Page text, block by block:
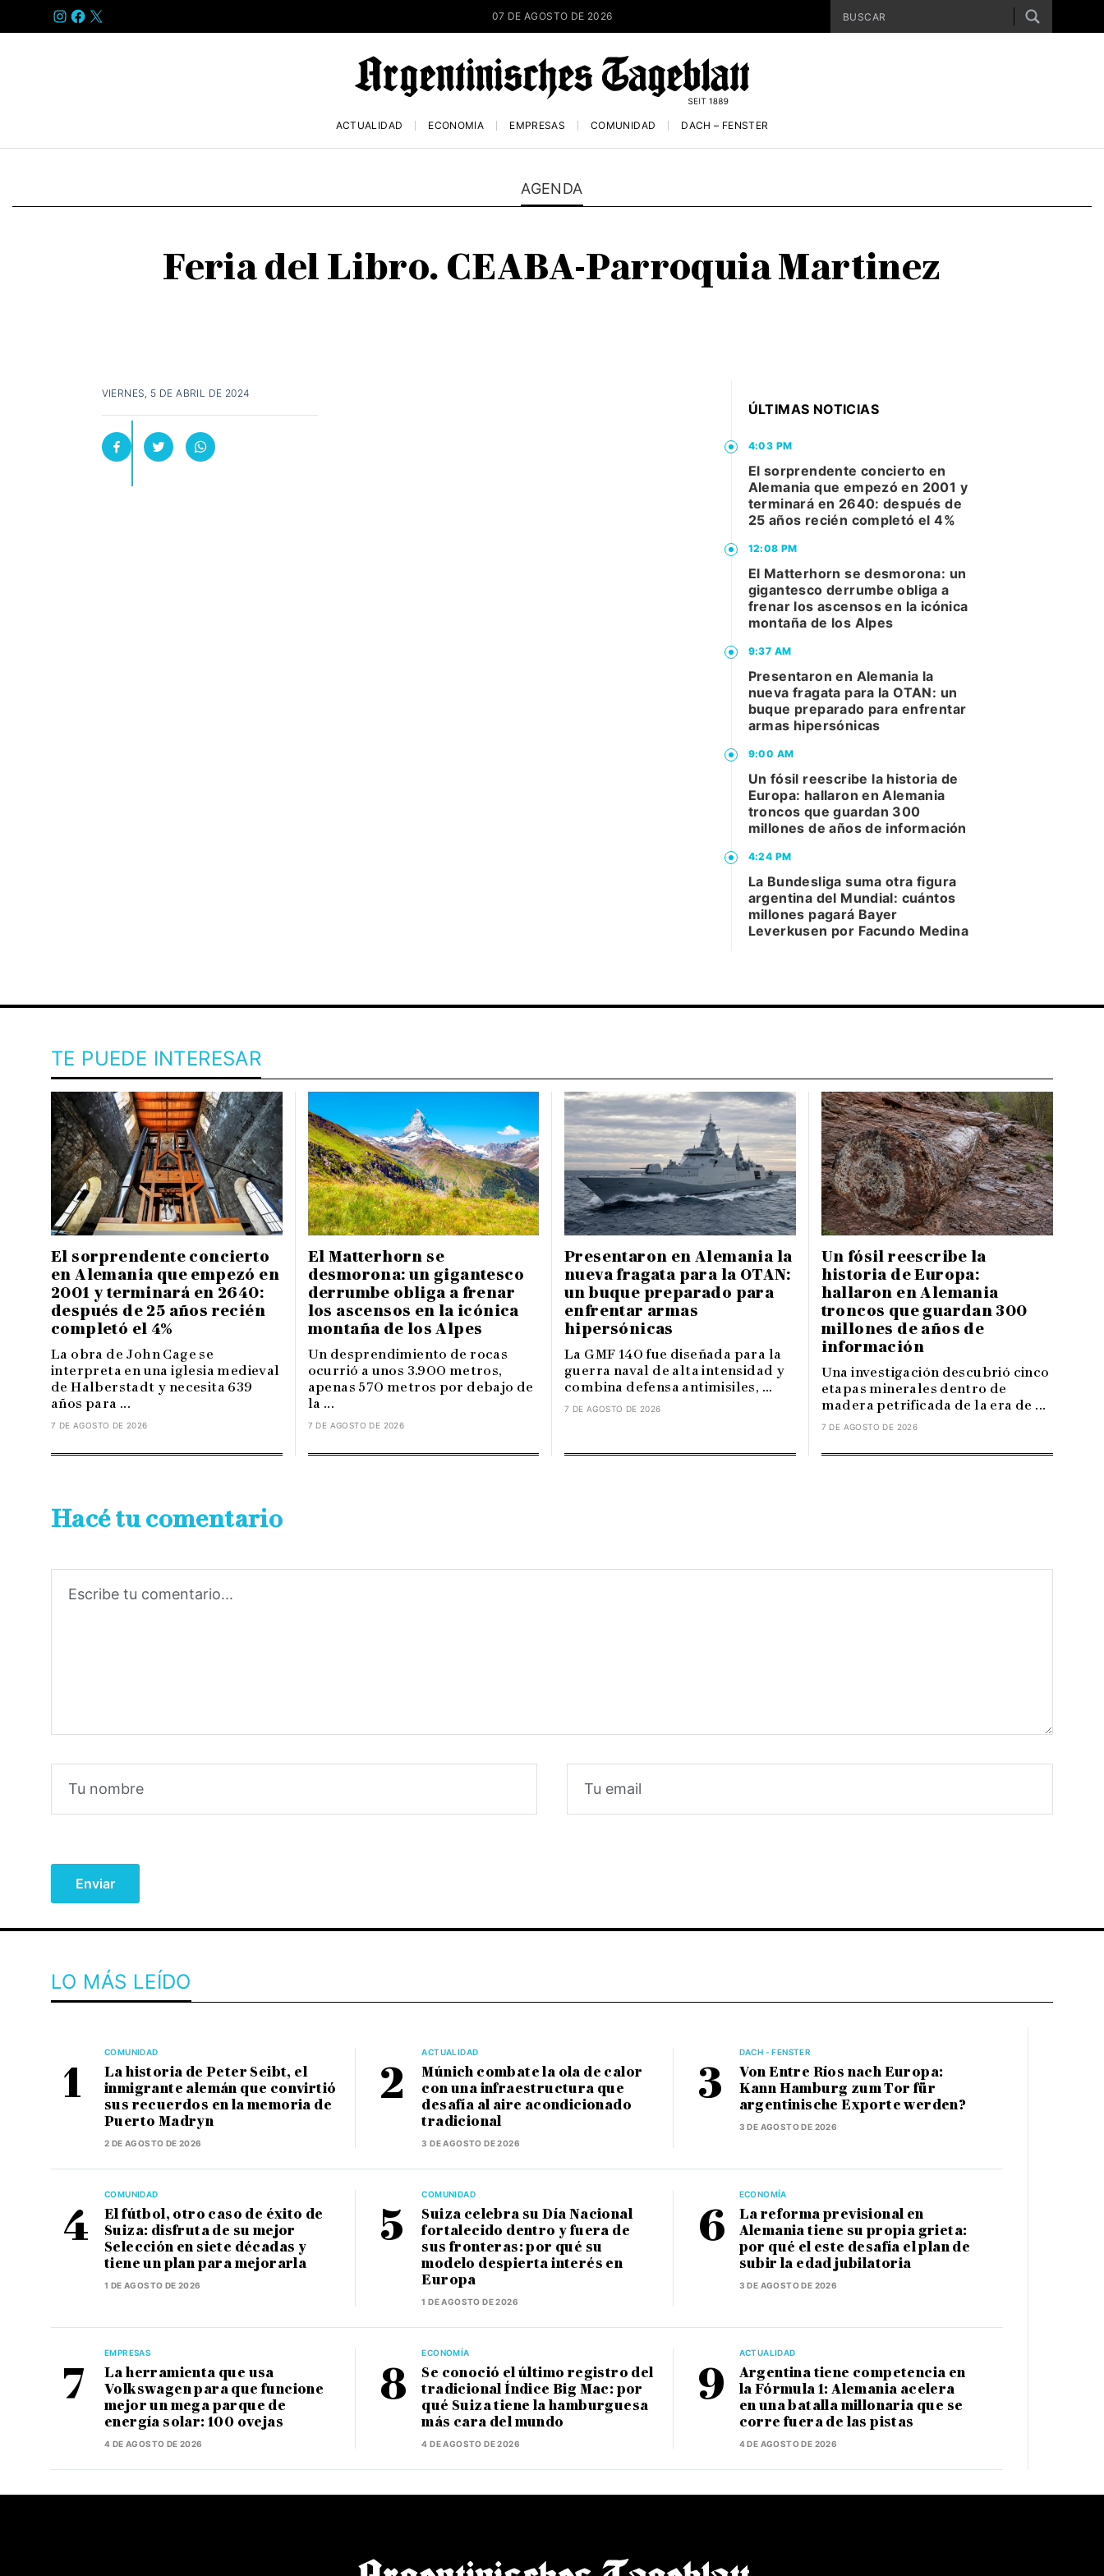
INSTAGRAM
FACEBOOK
X 07 DE AGOSTO DE 2026
ACTUALIDAD ECONOMÍA EMPRESAS COMUNIDAD DACH – FENSTER
AGENDA
Feria del Libro. CEABA-Parroquia Martinez
VIERNES, 5 DE ABRIL DE 2024
ÚLTIMAS NOTICIAS
4:03 PM
El sorprendente concierto en
Alemania que empezó en 2001 y
terminará en 2640: después de
25 años recién completó el 4%
12:08 PM
El Matterhorn se desmorona: un
gigantesco derrumbe obliga a
frenar los ascensos en la icónica
montaña de los Alpes
9:37 AM
Presentaron en Alemania la
nueva fragata para la OTAN: un
buque preparado para enfrentar
armas hipersónicas
9:00 AM
Un fósil reescribe la historia de
Europa: hallaron en Alemania
troncos que guardan 300
millones de años de información
4:24 PM
La Bundesliga suma otra figura
argentina del Mundial: cuántos
millones pagará Bayer
Leverkusen por Facundo Medina
TE PUEDE INTERESAR
El sorprendente concierto
en Alemania que empezó en
2001 y terminará en 2640:
después de 25 años recién
completó el 4%
La obra de John Cage se
interpreta en una iglesia medieval
de Halberstadt y necesita 639
años para ...
7 DE AGOSTO DE 2026
El Matterhorn se
desmorona: un gigantesco
derrumbe obliga a frenar
los ascensos en la icónica
montaña de los Alpes
Un desprendimiento de rocas
ocurrió a unos 3.900 metros,
apenas 570 metros por debajo de
la ...
7 DE AGOSTO DE 2026
Presentaron en Alemania la
nueva fragata para la OTAN:
un buque preparado para
enfrentar armas
hipersónicas
La GMF 140 fue diseñada para la
guerra naval de alta intensidad y
combina defensa antimisiles, ...
7 DE AGOSTO DE 2026
Un fósil reescribe la
historia de Europa:
hallaron en Alemania
troncos que guardan 300
millones de años de
información
Una investigación descubrió cinco
etapas minerales dentro de
madera petrificada de la era de ...
7 DE AGOSTO DE 2026
Hacé tu comentario
LO MÁS LEÍDO
COMUNIDAD
La historia de Peter Seibt, el
inmigrante alemán que convirtió
sus recuerdos en la memoria de
Puerto Madryn
2 DE AGOSTO DE 2026
ACTUALIDAD
Múnich combate la ola de calor
con una infraestructura que
desafía al aire acondicionado
tradicional
3 DE AGOSTO DE 2026
DACH - FENSTER
Von Entre Ríos nach Europa:
Kann Hamburg zum Tor für
argentinische Exporte werden?
3 DE AGOSTO DE 2026
COMUNIDAD
El fútbol, otro caso de éxito de
Suiza: disfruta de su mejor
Selección en siete décadas y
tiene un plan para mejorarla
1 DE AGOSTO DE 2026
COMUNIDAD
Suiza celebra su Día Nacional
fortalecido dentro y fuera de
sus fronteras: por qué su
modelo despierta interés en
Europa
1 DE AGOSTO DE 2026
ECONOMÍA
La reforma previsional en
Alemania tiene su propia grieta:
por qué el este desafía el plan de
subir la edad jubilatoria
3 DE AGOSTO DE 2026
EMPRESAS
La herramienta que usa
Volkswagen para que funcione
mejor un mega parque de
energía solar: 100 ovejas
4 DE AGOSTO DE 2026
ECONOMÍA
Se conoció el último registro del
tradicional Índice Big Mac: por
qué Suiza tiene la hamburguesa
más cara del mundo
4 DE AGOSTO DE 2026
ACTUALIDAD
Argentina tiene competencia en
la Fórmula 1: Alemania acelera
en una batalla millonaria que se
corre fuera de las pistas
4 DE AGOSTO DE 2026